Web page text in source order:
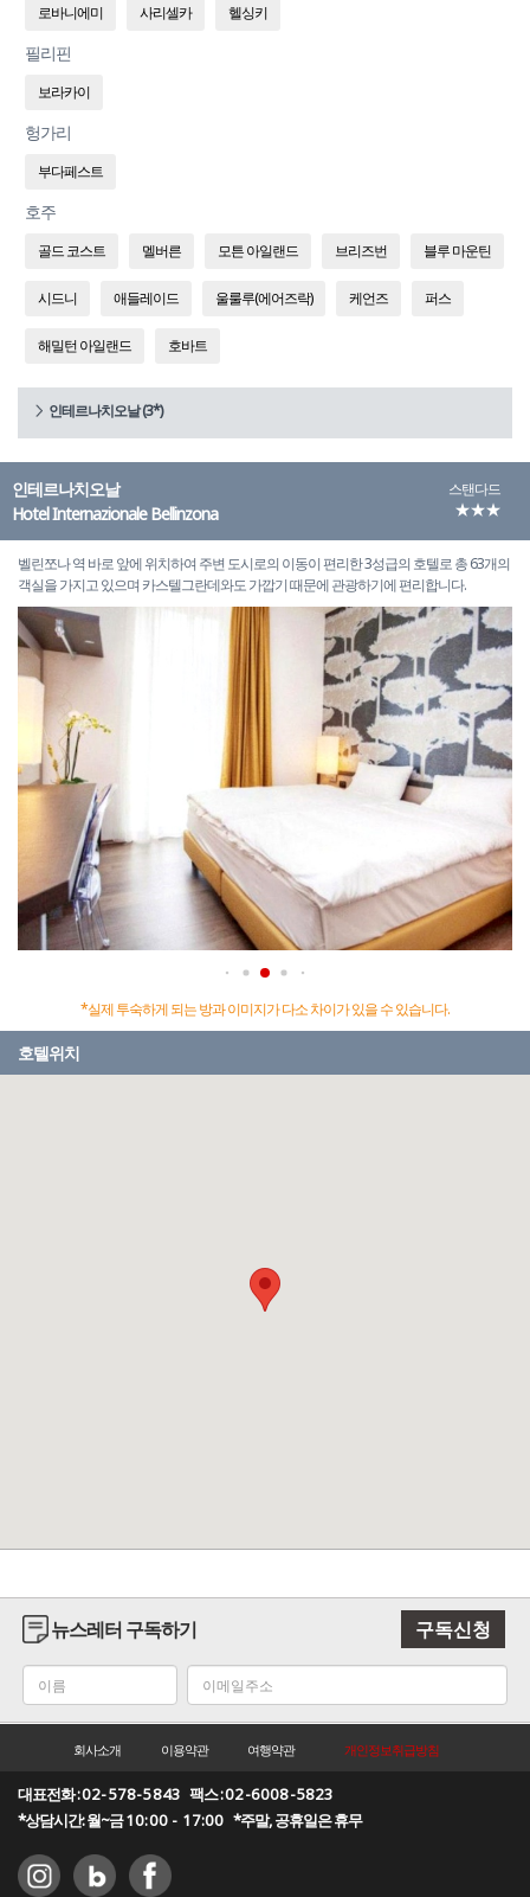
로바니에미 사리셀카 헬싱키
필리핀
보라카이
헝가리
부다페스트
호주
골드 코스트 멜버른 모튼 아일랜드 브리즈번 블루 마운틴
시드니 애들레이드 울룰루(에어즈락) 케언즈 퍼스
해밀턴 아일랜드 호바트
인테르나치오날 (3*)
인테르나치오날
Hotel Internazionale Bellinzona
스탠다드
★★★
벨린쪼나 역 바로 앞에 위치하여 주변 도시로의 이동이 편리한 3성급의 호텔로 총 63개의
객실을 가지고 있으며 카스텔그란데와도 가깝기 때문에 관광하기에 편리합니다.
*실제 투숙하게 되는 방과 이미지가 다소 차이가 있을 수 있습니다.
호텔위치
뉴스레터 구독하기 구독신청
회사소개 이용약관 여행약관 개인정보취급방침
대표전화 :02-578-5843 팩스 :02-6008-5823
*상담시간: 월~금10:00 - 17:00 *주말, 공휴일은 휴무